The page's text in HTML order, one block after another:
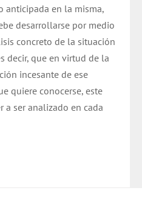
anticipada en la misma,
desarrollarse por medio
concreto de la situación
decir, que en virtud de la
incesante de ese
quiere conocerse, este
a ser analizado en cada